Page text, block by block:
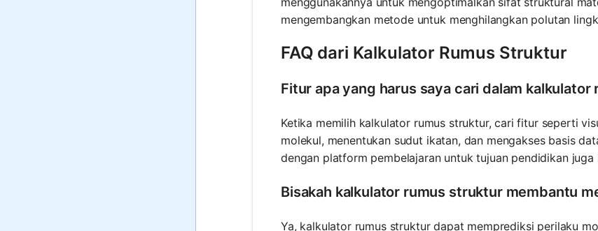
mengembangkan metode untuk menghilangkan polutan
FAQ dari Kalkulator Rumus Struktur
Fitur apa yang harus saya cari dalam
Ketika memilih kalkulator rumus struktur, cari fitur seperti
molekul, menentukan sudut ikatan, dan mengakses basis
dengan platform pembelajaran untuk tujuan pendidikan juga
Bisakah kalkulator rumus struktur membantu
Ya, kalkulator rumus struktur dapat memprediksi perilaku